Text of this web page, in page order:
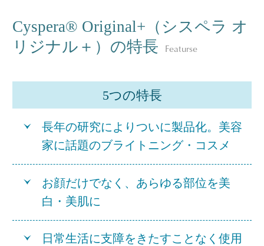
Cyspera® Original+（シスペラ オ
リジナル＋）の特長 Featurse
5つの特長
長年の研究によりついに製品化。美容
家に話題のブライトニング・コスメ
お顔だけでなく、あらゆる部位を美
白・美肌に
日常生活に支障をきたすことなく使用